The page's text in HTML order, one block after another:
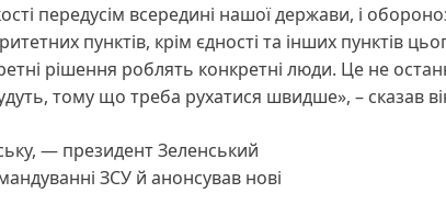
передусім всередині нашої держави, і
пунктів, крім єдності та інших пунктів
рішення роблять конкретні люди. Це не
тому що треба рухатися швидше», – сказав
— президент Зеленський
ЗСУ й анонсував нові